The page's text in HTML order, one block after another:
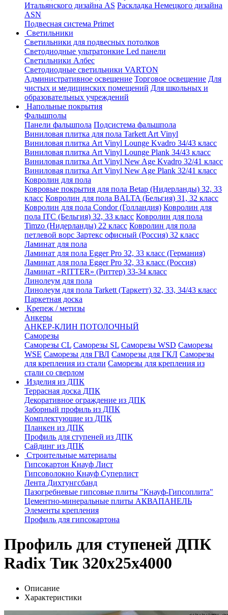
Итальянского дизайна AS Раскладка Немецкого дизайна
АSN
Подвесная система Primet
Светильники
Светильники для подвесных потолков
Светодиодные ультратонкие Led панели
Светильники Албес
Светодиодные светильники VARTON
Административное освещение Торговое освещение Для
чистых и медицинских помещений Для школьных и
образовательных учреждений
Напольные покрытия
Фальшполы
Панели фальшпола Подсистема фальшпола
Виниловая плитка для пола Tarkett Art Vinyl
Виниловая плитка Art Vinyl Lounge Kvadro 34/43 класс
Виниловая плитка Art Vinyl Lounge Plank 34/43 класс
Виниловая плитка Art Vinyl New Age Kvadro 32/41 класс
Виниловая плитка Art Vinyl New Age Plank 32/41 класс
Ковролин для пола
Ковровые покрытия для пола Betap (Нидерланды) 32, 33
класс Ковролин для пола BALTA (Бельгия) 31, 32 класс
Ковролин для пола Condor (Голландия) Ковролин для
пола ITC (Бельгия) 32, 33 класс Ковролин для пола
Timzo (Нидерланды) 22 класс Ковролин для пола
петлевой ворс Зартекс офисный (Россия) 32 класс
Ламинат для пола
Ламинат для пола Egger Pro 32, 33 класс (Германия)
Ламинат для пола Egger Pro 32, 33 класс (Россия)
Ламинат «RITTER» (Риттер) 33-34 класс
Линолеум для пола
Линолеум для пола Tarkett (Таркетт) 32, 33, 34/43 класс
Паркетная доска
Крепеж / метизы
Анкеры
АНКЕР-КЛИН ПОТОЛОЧНЫЙ
Саморезы
Саморезы CL Саморезы SL Саморезы WSD Саморезы
WSE Саморезы для ГВЛ Саморезы для ГКЛ Саморезы
для крепления из стали Саморезы для крепления из
стали со сверлом
Изделия из ДПК
Террасная доска ДПК
Декоративное ограждение из ДПК
Заборный профиль из ДПК
Комплектующие из ДПК
Планкен из ДПК
Профиль для ступеней из ДПК
Сайдинг из ДПК
Строительные материалы
Гипсокартон Кнауф Лист
Гипсоволокно Кнауф Суперлист
Лента Дихтунгсбанд
Пазогребневые гипсовые плиты "Кнауф-Гипсоплита"
Цементно-минеральные плиты АКВАПАНЕЛЬ
Элементы крепления
Профиль для гипсокартона
Профиль для ступеней ДПК
Radix Тик 320x25x4000
Описание
Характеристики